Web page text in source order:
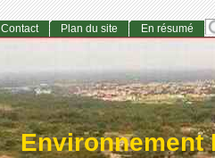
Environnement
Contact Plan du site En résumé